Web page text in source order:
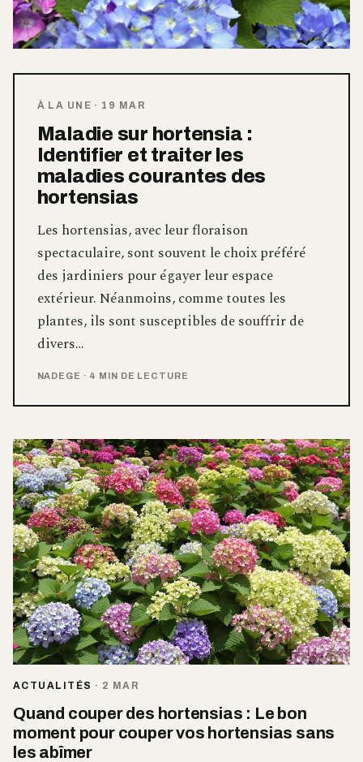
À LA UNE · 19 MAR
Maladie sur hortensia :
Identifier et traiter les
maladies courantes des
hortensias
Les hortensias, avec leur floraison
spectaculaire, sont souvent le choix préféré
des jardiniers pour égayer leur espace
extérieur. Néanmoins, comme toutes les
plantes, ils sont susceptibles de souffrir de
divers…
NADEGE · 4 MIN DE LECTURE
ACTUALITÉS · 2 MAR
Quand couper des hortensias : Le bon
moment pour couper vos hortensias sans
les abîmer